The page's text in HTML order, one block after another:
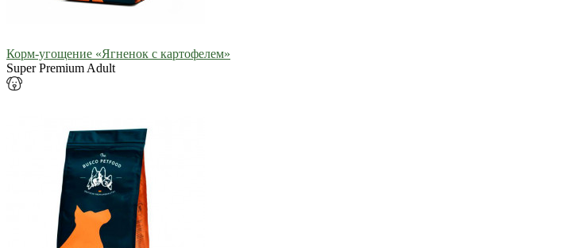
Корм-угощение «Ягненок с картофелем»
Super Premium Adult